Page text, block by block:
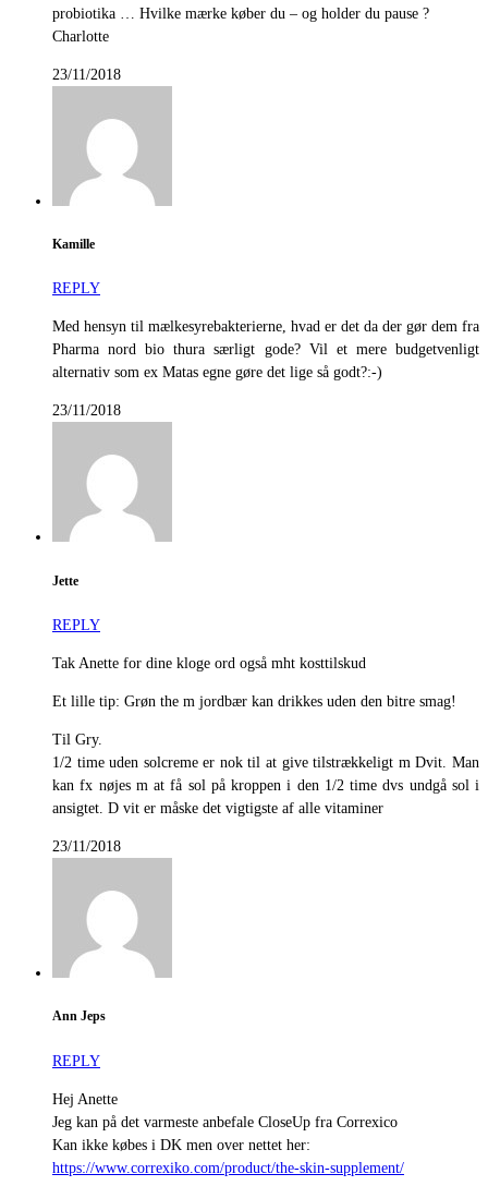
probiotika … Hvilke mærke køber du – og holder du pause ?
Charlotte
23/11/2018
Kamille
REPLY
Med hensyn til mælkesyrebakterierne, hvad er det da der gør dem fra
Pharma nord bio thura særligt gode? Vil et mere budgetvenligt
alternativ som ex Matas egne gøre det lige så godt?:-)
23/11/2018
Jette
REPLY
Tak Anette for dine kloge ord også mht kosttilskud
Et lille tip: Grøn the m jordbær kan drikkes uden den bitre smag!
Til Gry.
1/2 time uden solcreme er nok til at give tilstrækkeligt m Dvit. Man
kan fx nøjes m at få sol på kroppen i den 1/2 time dvs undgå sol i
ansigtet. D vit er måske det vigtigste af alle vitaminer
23/11/2018
Ann Jeps
REPLY
Hej Anette
Jeg kan på det varmeste anbefale CloseUp fra Correxico
Kan ikke købes i DK men over nettet her:
https://www.correxiko.com/product/the-skin-supplement/